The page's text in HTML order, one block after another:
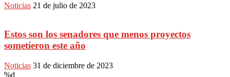
Noticias 21 de julio de 2023
Estos son los senadores que menos proyectos
sometieron este año
Noticias 31 de diciembre de 2023
%d